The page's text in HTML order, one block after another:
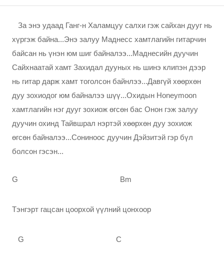
За энэ удаад Ганг-н Халамцуу салхи гэж сайхан дууг нь
хүргэж байна...Энэ залуу Маднесс хамтлагийн гитарчин
байсан нь үнэн юм шиг байналээ...Маднесийн дуучин
Сайхнаатай хамт Захидал дууных нь шинэ клипэн дээр
нь гитар дарж хамт тоголсон байнлээ...Давгүй хөөрхөн
дуу зохиодог юм байналээ шүү...Охидын Honeymoon
хамтлагийн нэг дууг зохиож өгсөн бас Онон гэж залуу
дуучин охинд Тайвшрал нэртэй хөөрхөн дуу зохиож
өгсөн байналээ...Сониноос дуучин Дэйзитэй гэр бүл
болсон гэсэн...
G Bm
Тэнгэрт гацсан цоорхой үүлний цонхоор
G C